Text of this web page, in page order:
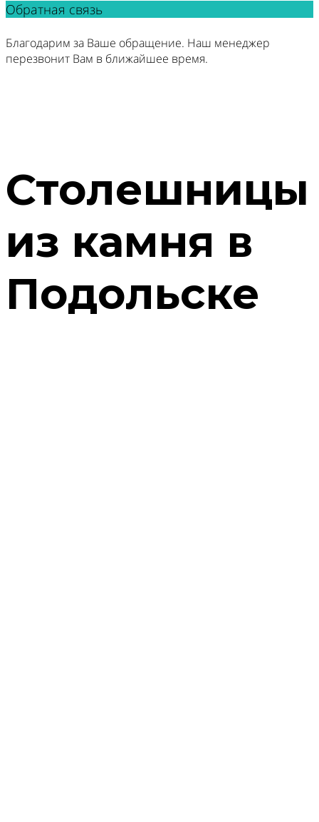
Обратная связь
Благодарим за Ваше обращение. Наш менеджер
перезвонит Вам в ближайшее время.
Столешницы
из камня в
Подольске